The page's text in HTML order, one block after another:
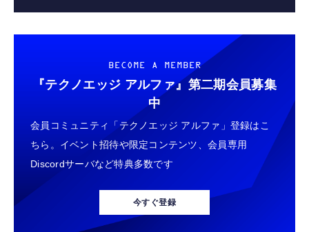
BECOME A MEMBER
『テクノエッジ アルファ』 第二期会員募集
中
会員コミュニティ「テクノエッジ アルファ」登録はこ
ちら。イベント招待や限定コンテンツ、会員専用
Discordサーバなど特典多数です
今すぐ登録